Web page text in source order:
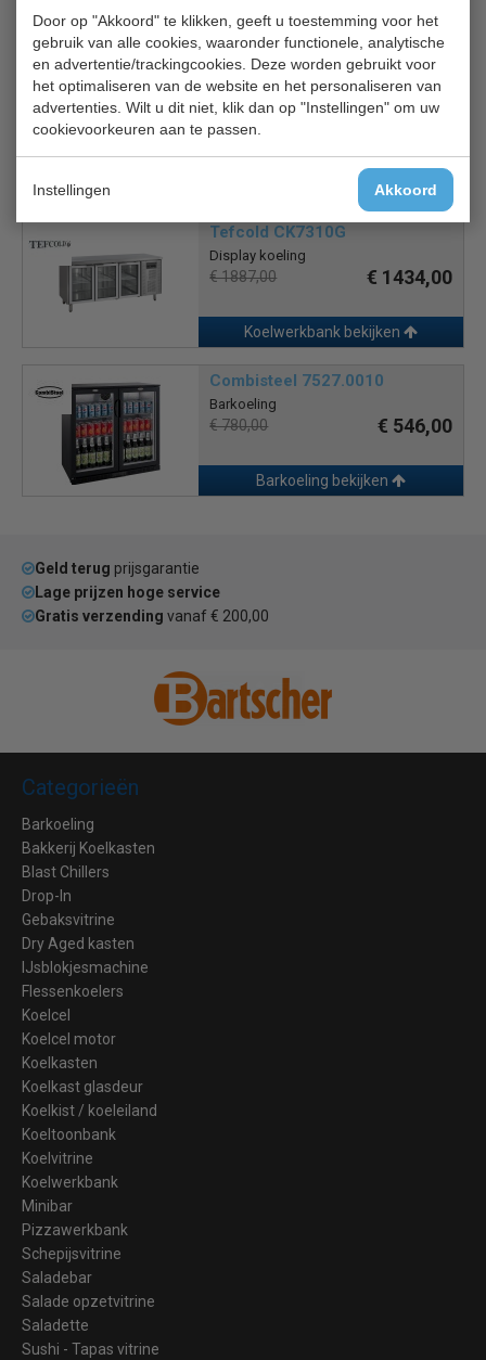
Door op "Akkoord" te klikken, geeft u toestemming voor het
gebruik van alle cookies, waaronder functionele, analytische
en advertentie/trackingcookies. Deze worden gebruikt voor
het optimaliseren van de website en het personaliseren van
advertenties. Wilt u dit niet, klik dan op "Instellingen" om uw
cookievoorkeuren aan te passen.
Instellingen Akkoord
Barkoeling bekijken
Polar Glasdeur Koeling CS102
Barkoeling 2 deuren
€ 1785,00
Barkoeling bekijken
Tefcold CK7310G
Display koeling
€ 1887,00 € 1434,00
Koelwerkbank bekijken
Combisteel 7527.0010
Barkoeling
€ 780,00 € 546,00
Barkoeling bekijken
Geld terug prijsgarantie
Lage prijzen hoge service
Gratis verzending vanaf € 200,00
Categorieën
Barkoeling
Bakkerij Koelkasten
Blast Chillers
Drop-In
Gebaksvitrine
Dry Aged kasten
IJsblokjesmachine
Flessenkoelers
Koelcel
Koelcel motor
Koelkasten
Koelkast glasdeur
Koelkist / koeleiland
Koeltoonbank
Koelvitrine
Koelwerkbank
Minibar
Pizzawerkbank
Schepijsvitrine
Saladebar
Salade opzetvitrine
Saladette
Sushi - Tapas vitrine